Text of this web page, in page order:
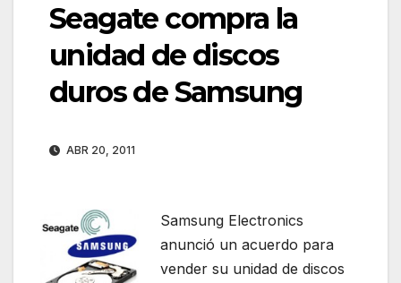
Seagate compra la
unidad de discos
duros de Samsung
ABR 20, 2011
Samsung Electronics
anunció un acuerdo para
vender su unidad de discos